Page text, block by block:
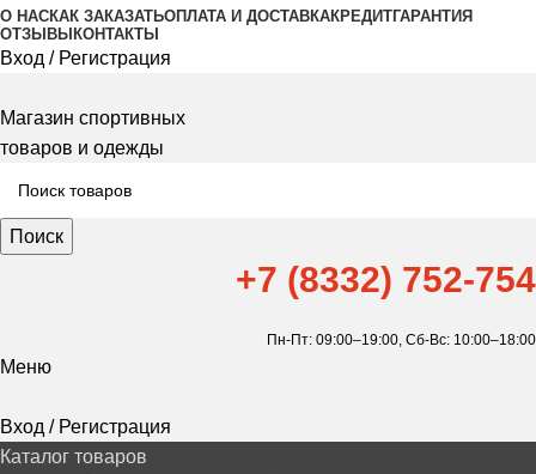
О НАСКАК ЗАКАЗАТЬОПЛАТА И ДОСТАВКАКРЕДИТГАРАНТИЯ
ОТЗЫВЫ КОНТАКТЫ
Вход / Регистрация
Магазин спортивных
товаров и одежды
Поиск
+7 (8332) 752-754
Пн-Пт: 09:00–19:00, Сб-Вс: 10:00–18:00
Меню
Вход / Регистрация
Каталог товаров